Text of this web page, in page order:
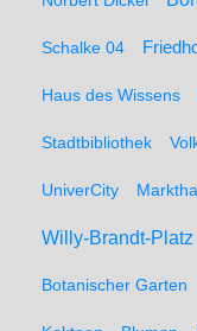
Schalke 04
Haus des Wissens
Stadtbibliothek
UniverCity
Willy-Brandt-Platz
Botanischer Garten